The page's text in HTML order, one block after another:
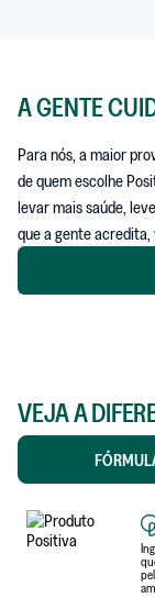
A GENTE
Para nós, a maior
de quem escolhe
levar mais saúde,
que a gente acredita,
VEJA A